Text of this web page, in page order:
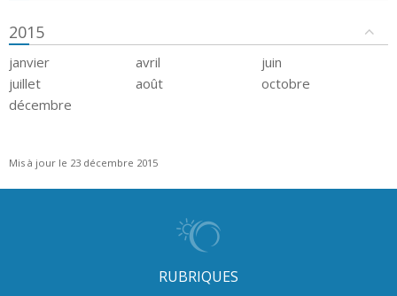
2015
janvier avril
juin
juillet
août
octobre
décembre
Mis à jour le 23 décembre 2015
RUBRIQUES